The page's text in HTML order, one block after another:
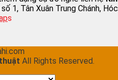
1, Tân Xuân Trung Chánh,
s
All Rights Reserved.